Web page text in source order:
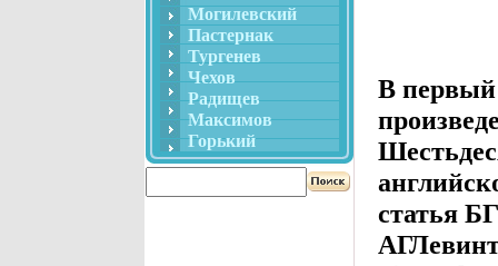
Могилевский
Пастернак
Тургенев
Чехов
Радищев
Максимов
Горький
В первый
статья